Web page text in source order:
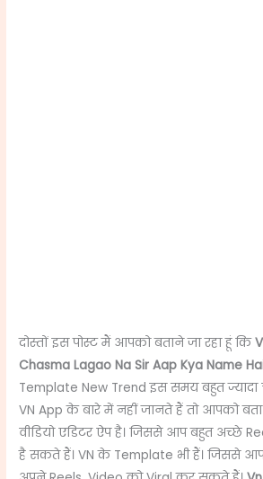
दोस्तों इस पोस्ट मैं आपको बताने जा रहा हूं कि
Chasma Lagao Na Sir Aap Kya Name
Template New Trend इस समय बहुत
VN App के बारे में नहीं जानते हैं तो आपको
वीडियो एडिटर ऐप है। जिससे आप बहुत अच्छे
है सकते हैं। VN के Template भी हैं। जिससे